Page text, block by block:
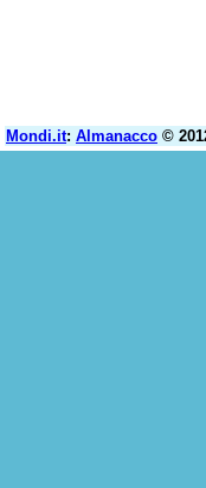
Mondi.it: Almanacco ©